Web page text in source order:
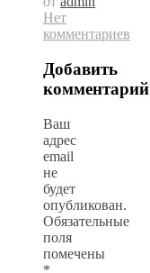
Нет
комментариев
Добавить
комментарий
Ваш
адрес
email
не
будет
опубликован.
Обязательные
поля
помечены
*